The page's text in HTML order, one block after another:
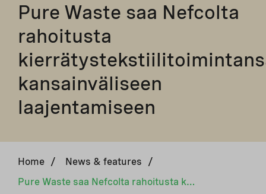
Pure Waste saa Nefcolta
rahoitusta
kansainväliseen
laajentamiseen
Home / News & features
/
Pure Waste saa Nefcolta rahoitusta kierrätystekstiilitoimintansa kansainväliseen laajentamiseen